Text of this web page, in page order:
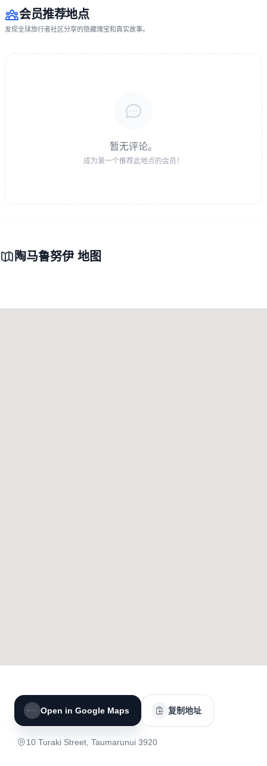
会员推荐地点
发现全球旅行者社区分享的隐藏瑰宝和真实故事。
暂无评论。
成为第一个推荐此地点的会员！
陶马鲁努伊 地图
Open in Google Maps 复制地址
10 Turaki Street, Taumarunui 3920